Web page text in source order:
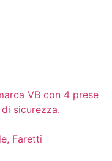
Faretti